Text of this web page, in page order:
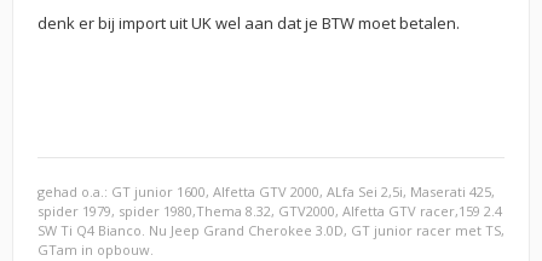
denk er bij import uit UK wel aan dat je BTW moet betalen.
gehad o.a.: GT junior 1600, Alfetta GTV 2000, ALfa Sei 2,5i, Maserati 425,
spider 1979, spider 1980,Thema 8.32, GTV2000, Alfetta GTV racer,159 2.4
SW Ti Q4 Bianco. Nu Jeep Grand Cherokee 3.0D, GT junior racer met TS,
GTam in opbouw.